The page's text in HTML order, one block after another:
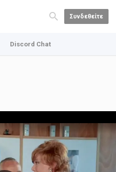
Συνδεθείτε
Discord Chat